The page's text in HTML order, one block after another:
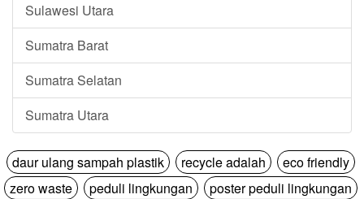
Sulawesi Utara
Sumatra Barat
Sumatra Selatan
Sumatra Utara
daur ulang sampah plastik recycle adalah
eco friendly
zero waste
peduli lingkungan
poster peduli lingkungan